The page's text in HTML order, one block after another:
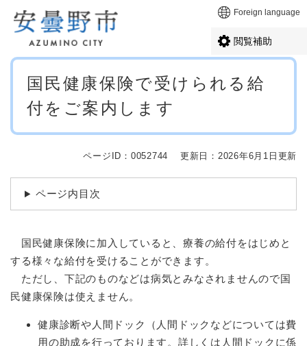
メニューを飛ばして本文へ Foreign language
閲覧補助
本
国民健康保険で受けられる給
付をご案内します
ページID：0052744 更新日：2026年6月1日更新
ページ内目次
国民健康保険に加入していると、療養の給付をはじめと
する様々な給付を受けることができます。
ただし、下記のものなどは病気とみなされませんので国
民健康保険は使えません。
健康診断や人間ドック（人間ドックなどについては費
用の助成を行っております。詳しくは 人間ドックに係